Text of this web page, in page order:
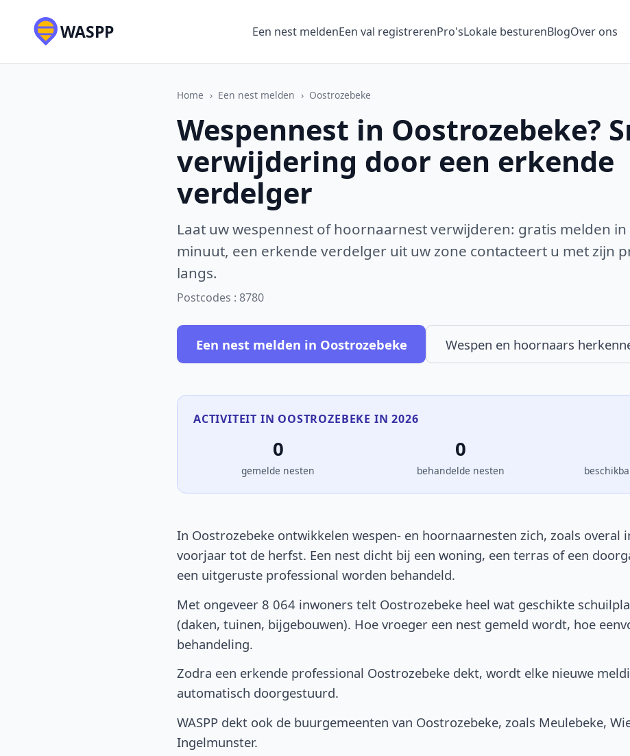
WASPP Een nest meldenEen val registrerenPro'sLokale besturenBlogOver ons
Home › Een nest melden › Oostrozebeke
Wespennest in Oostrozebeke?
verwijdering door een erkende
verdelger
Laat uw wespennest of hoornaarnest verwijderen: gratis melden
minuut, een erkende verdelger uit uw zone contacteert u met zijn
langs.
Postcodes : 8780
Een nest melden in Oostrozebeke Wespen en hoornaars
ACTIVITEIT IN OOSTROZEBEKE IN 2026
0
gemelde nesten
0
behandelde nesten
In Oostrozebeke ontwikkelen wespen- en hoornaarnesten zich, zoals overal
voorjaar tot de herfst. Een nest dicht bij een woning, een terras of een
een uitgeruste professional worden behandeld.
Met ongeveer 8 064 inwoners telt Oostrozebeke heel wat geschikte
(daken, tuinen, bijgebouwen). Hoe vroeger een nest gemeld wordt, hoe
behandeling.
Zodra een erkende professional Oostrozebeke dekt, wordt elke nieuwe
automatisch doorgestuurd.
WASPP dekt ook de buurgemeenten van Oostrozebeke, zoals Meulebeke,
Ingelmunster.